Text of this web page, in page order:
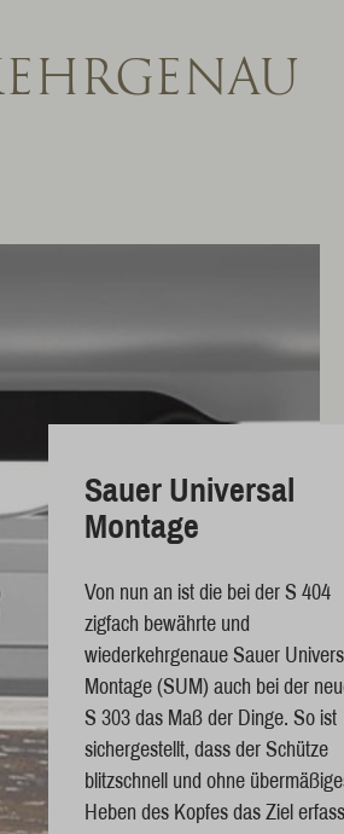
Sauer Universal
Montage
Von nun an ist die bei der S 404
zigfach bewährte und
wiederkehrgenaue Sauer
Montage (SUM) auch bei der
S 303 das Maß der Dinge. So ist
sichergestellt, dass der Schütze
blitzschnell und ohne
Heben des Kopfes das Ziel